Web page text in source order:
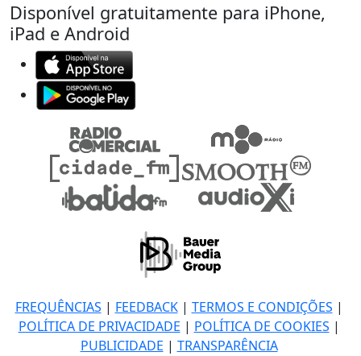
Disponível gratuitamente para iPhone,
iPad e Android
FREQUÊNCIAS | FEEDBACK| TERMOS E CONDIÇÕES |
POLÍTICA DE PRIVACIDADE | POLÍTICA DE COOKIES |
PUBLICIDADE | TRANSPARÊNCIA